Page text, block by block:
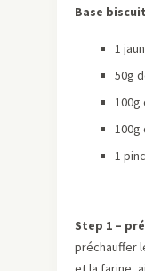
Base biscuit
1
50g
100g
100g
1
Step 1 –
préchauffer